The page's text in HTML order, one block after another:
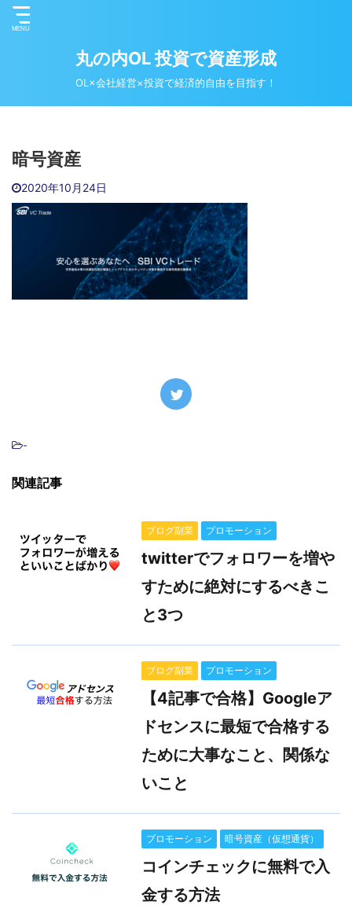
丸の内OL 投資で資産形成
OL×会社経営×投資で経済的自由を目指す！
暗号資産
2020年10月24日
-
関連記事
ブログ副業 プロモーション
twitterでフォロワーを増や
すために絶対にするべきこ
と3つ
ブログ副業 プロモーション
【4記事で合格】Googleア
ドセンスに最短で合格する
ために大事なこと、関係な
いこと
プロモーション 暗号資産（仮想通貨）
コインチェックに無料で入
金する方法